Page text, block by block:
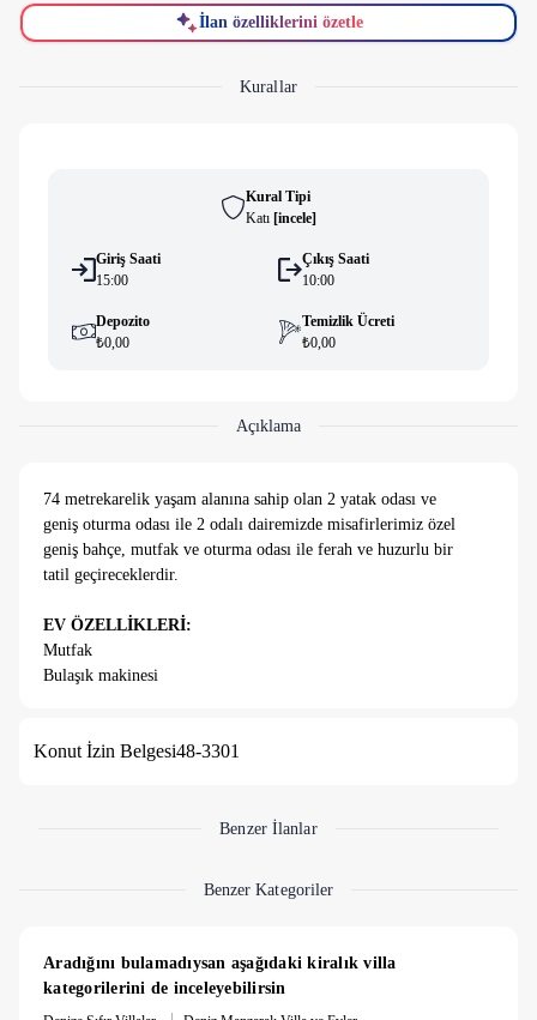
İlan özelliklerini özetle
Kurallar
Kural Tipi
Katı [i̇ncele]
Giriş Saati
15:00
Çıkış Saati
10:00
Depozito
₺0,00
Temizlik Ücreti
₺0,00
Açıklama
74 metrekarelik yaşam alanına sahip olan 2 yatak odası ve
geniş oturma odası ile 2 odalı dairemizde misafirlerimiz özel
geniş bahçe, mutfak ve oturma odası ile ferah ve huzurlu bir
tatil geçireceklerdir.
EV ÖZELLİKLERİ:
Mutfak
Bulaşık makinesi
Kettle
Satelite TV
Balkon/Teras
Havlu ve Çarşaf
Konut İzin Belgesi48-3301
Benzer İlanlar
Benzer Kategoriler
Aradığını bulamadıysan aşağıdaki kiralık villa
kategorilerini de inceleyebilirsin